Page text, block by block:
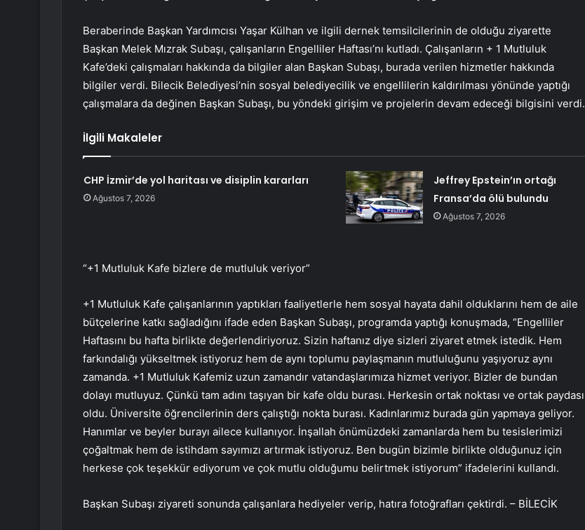
Beraberinde Başkan Yardımcısı Yaşar Külhan ve ilgili dernek temsilcilerinin de olduğu ziyarette
Başkan Melek Mızrak Subaşı, çalışanların Engelliler Haftası’nı kutladı. Çalışanların + 1 Mutluluk
Kafe’deki çalışmaları hakkında da bilgiler alan Başkan Subaşı, burada verilen hizmetler hakkında
bilgiler verdi. Bilecik Belediyesi’nin sosyal belediyecilik ve engellilerin kaldırılması yönünde yaptığı
çalışmalara da değinen Başkan Subaşı, bu yöndeki girişim ve projelerin devam edeceği bilgisini verdi.
İlgili Makaleler
CHP İzmir’de yol haritası ve disiplin kararları
Ağustos 7, 2026
Jeffrey Epstein’ın ortağı
Fransa’da ölü bulundu
Ağustos 7, 2026
“+1 Mutluluk Kafe bizlere de mutluluk veriyor”
+1 Mutluluk Kafe çalışanlarının yaptıkları faaliyetlerle hem sosyal hayata dahil olduklarını hem de aile
bütçelerine katkı sağladığını ifade eden Başkan Subaşı, programda yaptığı konuşmada, “Engelliler
Haftasını bu hafta birlikte değerlendiriyoruz. Sizin haftanız diye sizleri ziyaret etmek istedik. Hem
farkındalığı yükseltmek istiyoruz hem de aynı toplumu paylaşmanın mutluluğunu yaşıyoruz aynı
zamanda. +1 Mutluluk Kafemiz uzun zamandır vatandaşlarımıza hizmet veriyor. Bizler de bundan
dolayı mutluyuz. Çünkü tam adını taşıyan bir kafe oldu burası. Herkesin ortak noktası ve ortak paydası
oldu. Üniversite öğrencilerinin ders çalıştığı nokta burası. Kadınlarımız burada gün yapmaya geliyor.
Hanımlar ve beyler burayı ailece kullanıyor. İnşallah önümüzdeki zamanlarda hem bu tesislerimizi
çoğaltmak hem de istihdam sayımızı artırmak istiyoruz. Ben bugün bizimle birlikte olduğunuz için
herkese çok teşekkür ediyorum ve çok mutlu olduğumu belirtmek istiyorum” ifadelerini kullandı.
Başkan Subaşı ziyareti sonunda çalışanlara hediyeler verip, hatıra fotoğrafları çektirdi. – BİLECİK